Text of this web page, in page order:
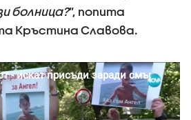
болница?”, попита
Кръстина Славова.